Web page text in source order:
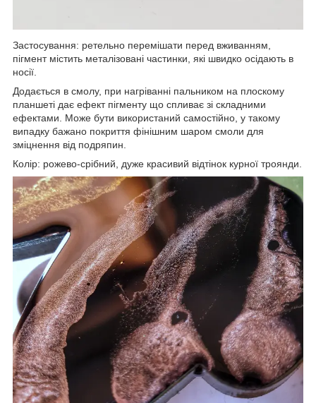
Застосування: ретельно перемішати перед вживанням,
пігмент містить металізовані частинки, які швидко осідають в
носії.
Додається в смолу, при нагріванні пальником на плоскому
планшеті дає ефект пігменту що спливає зі складними
ефектами. Може бути використаний самостійно, у такому
випадку бажано покриття фінішним шаром смоли для
зміцнення від подряпин.
Колір: рожево-срібний, дуже красивий відтінок курної троянди.